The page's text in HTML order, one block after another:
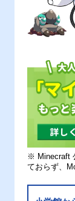
※ Minecraft
ておらず、